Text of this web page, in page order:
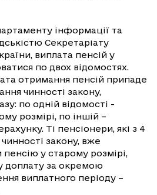
інформації та
Секретаріату
виплата пенсій у
по двох відомостях.
отримання пенсій припаде
чинності закону,
по одній відомості -
розмірі, по іншій –
Ті пенсіонери, які з 4
закону, вже
у старому розмірі,
доплату за окремою
виплатного періоду –